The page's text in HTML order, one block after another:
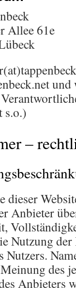
Allee 61e
s.o.)
–
dieser
Anbieter
Nutzung
Nutzers.
des
Anbieters